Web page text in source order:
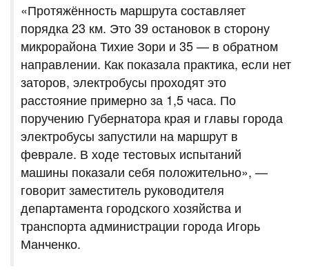
«Протяжённость маршрута составляет
порядка 23 км. Это 39 остановок в сторону
микрорайона Тихие Зори и 35 — в обратном
направлении. Как показала практика, если нет
заторов, электробусы проходят это
расстояние примерно за 1,5 часа. По
поручению Губернатора края и главы города
электробусы запустили на маршрут в
феврале. В ходе тестовых испытаний
машины показали себя положительно», —
говорит заместитель руководителя
департамента городского хозяйства и
транспорта администрации города Игорь
Манченко.